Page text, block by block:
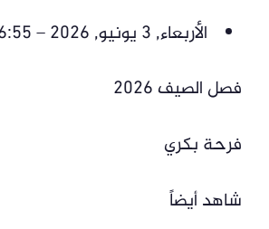
الأربعاء, 3 يونيو, 2026 – 6:55 م
فصل الصيف 2026
فرحة بكري
شاهد أيضاً